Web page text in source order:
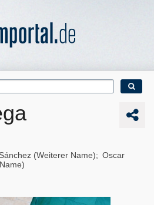
(Weiterer Name)
Oscar